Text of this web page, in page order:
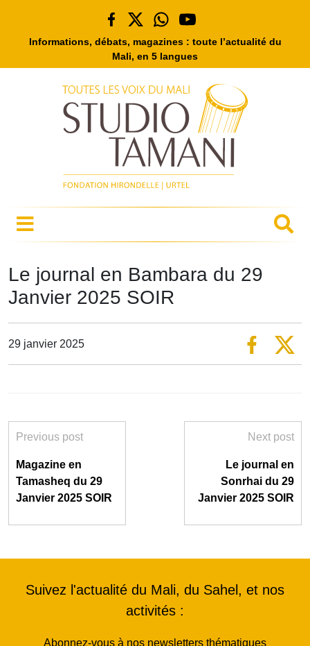
Informations, débats, magazines : toute l’actualité du
Mali, en 5 langues
Le journal en Bambara du 29
Janvier 2025 SOIR
29 janvier 2025
Previous post
Magazine en
Tamasheq du 29
Janvier 2025 SOIR
Next post
Le journal en
Sonrhai du 29
Janvier 2025 SOIR
Suivez l'actualité du Mali, du Sahel, et nos
activités :
Abonnez-vous à nos newsletters thématiques